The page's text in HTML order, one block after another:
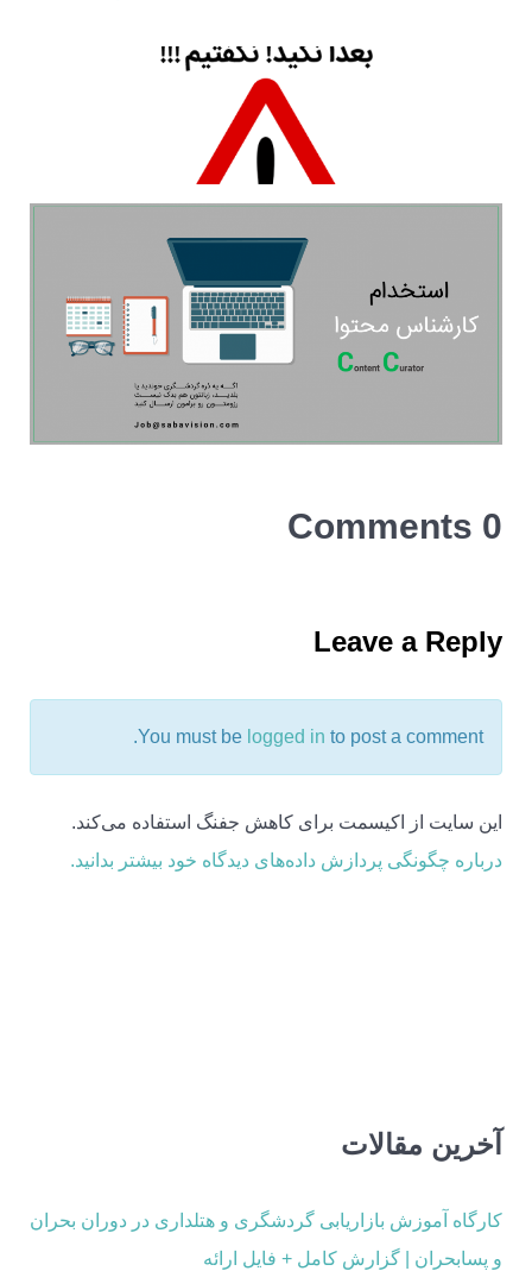
0 Comments
Leave a Reply
You must be logged in to post a comment.
این سایت از اکیسمت برای کاهش جفنگ استفاده می‌کند.
درباره چگونگی پردازش داده‌های دیدگاه خود بیشتر بدانید.
آخرین مقالات
کارگاه آموزش بازاریابی گردشگری و هتلداری در دوران بحران
و پسابحران | گزارش کامل + فایل ارائه